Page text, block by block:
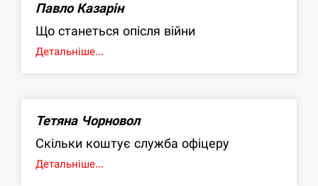
Павло Казарін
Що станеться опісля війни
Детальніше...
Тетяна Чорновол
Скільки коштує служба офіцеру
Детальніше...